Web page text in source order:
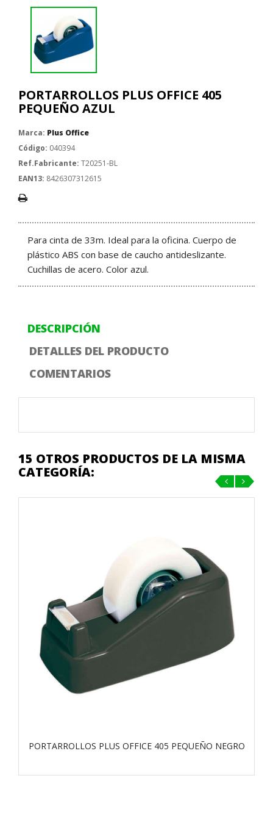
PORTARROLLOS PLUS OFFICE 405
PEQUEÑO AZUL
Marca: Plus Office
Código: 040394
Ref.Fabricante: T20251-BL
EAN13: 8426307312615
Para cinta de 33m. Ideal para la oficina. Cuerpo de
plástico ABS con base de caucho antideslizante.
Cuchillas de acero. Color azul.
DESCRIPCIÓN
DETALLES DEL PRODUCTO
COMENTARIOS
15 OTROS PRODUCTOS DE LA MISMA
CATEGORÍA:
PORTARROLLOS PLUS OFFICE 405 PEQUEÑO NEGRO